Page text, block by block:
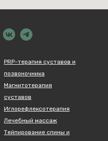
PRP-терапия суставов и
позвоночника
Магнитотерапия
суставов
Иглорефлексотерапия
Лечебный массаж
Тейпирование спины и